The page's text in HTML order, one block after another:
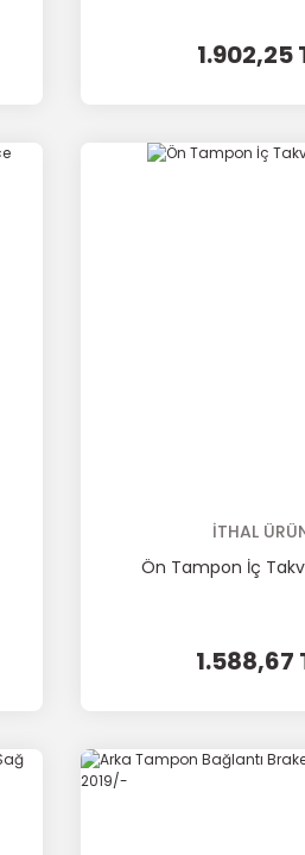
1.902,25
İTHAL
Ön Tampon İç
1.588,67